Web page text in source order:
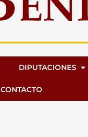
DIPUTACIONES
CONTACTO